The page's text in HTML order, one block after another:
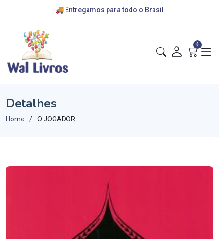
🚚 Entregamos para todo o Brasil
0
Detalhes
Home O JOGADOR